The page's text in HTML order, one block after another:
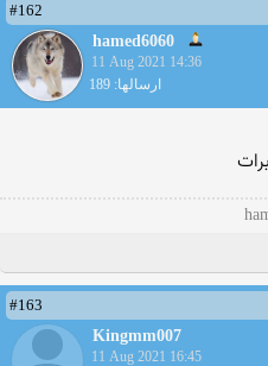
#162
hamed6060
11 Aug 2021 14:36
ارسالها: 189
#163
Kingmm007
11 Aug 2021 16:45